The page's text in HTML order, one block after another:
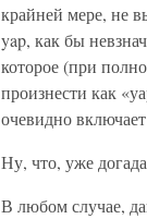
крайней мере, не
yap, как бы
которое (при
произнести как
очевидно
Ну, что, уже
В любом случае,